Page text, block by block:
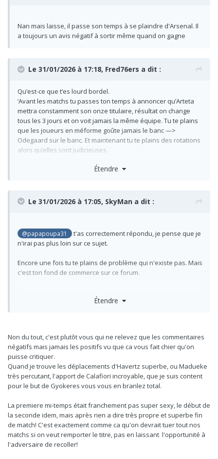
Nan mais laisse, il passe son temps à se plaindre d'Arsenal. Il
a toujours un avis négatif à sortir même quand on gagne
Le 31/01/2026 à 17:18, Fred76ers a dit :
Qu’est-ce que t’es lourd bordel.
‘Avant les matchs tu passes ton temps à annoncer qu’Arteta
mettra constamment son onze titulaire, résultat on change
tous les 3 jours et on voit jamais la même équipe. Tu te plains
que les joueurs en méforme goûte jamais le banc —>
Odegaard sur le banc. Et maintenant tu te plains des rotations
alors qu’elles sont judicieuses.
plus de risque de se blesser qu’un mec qui a justement ce
Il trouvera toujours un truc pour se plaindre. Quand c’est pas
du factuel il part dans du divinatoire.
——
Belle réponse aujourd’hui. Première mi-temps pas super
mi-temps, on a eu moins de possession mais ça nous a offert
plus de verticalité ce qui a également rendu le match plus
‘J’ai apprécié le match de Madueke, c’est ce que j’aime dans
son profil. Capable d’accélérer le jeu balle au pied. Toujours
La première mi-temps de Gyokeres a été correct, il a fait ce
qu’on peut attendre de lui avec ses qualités. J’ai été énervé de
son occasion complètement loupé à la 50eme et j’ai apprécié
son travail sur le but. Enfin il est passé devant son défenseur
et ça a fait but.
‘Bonne entrée de Odegaard, et Jesus magnifique but qui a
dont il a d’utiliser son corps associer à sa qualité technique,
c’est vraiment ce que j’aime chez ce joueur
Étendre
Le 31/01/2026 à 17:05, SkyMan a dit :
@papapoupa31
t'as correctement répondu, je pense que je
n'irai pas plus loin sur ce sujet.
Encore une fois tu te plains de problème qui n'existe pas. Mais
c'est ton fond de commerce sur ce forum.
Étendre
Non du tout, c'est plutôt vous qui ne relevez que les commentaires
négatifs mais jamais les positifs vu que ca vous fait chier qu'on
puisse critiquer.
Quand je trouve les déplacements d'Havertz superbe, ou Madueke
très percutant, l'apport de Calafiori incroyable, que je suis content
pour le but de Gyokeres vous vous en branlez total.
La premiere mi-temps était franchement pas super sexy, le début de
la seconde idem, mais après rien a dire très propre et superbe fin
de match! C'est exactement comme ca qu'on devrait tuer tout nos
matchs si on veut remporter le titre, pas en laissant l'opportunité à
l'adversaire de recoller!